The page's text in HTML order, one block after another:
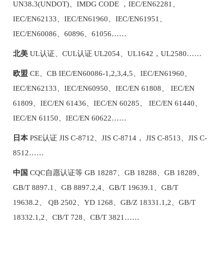
UN38.3(UNDOT)、IMDG CODE ，IEC/EN62281、
IEC/EN62133、IEC/EN61960、IEC/EN61951、
IEC/EN60086、60896、61056……
北美UL认证、CUL认证 UL2054、UL1642，UL2580……
欧盟 CE、CB IEC/EN60086-1,2,3,4,5、IEC/EN61960、
IEC/EN62133、IEC/EN60950、IEC/EN 61808、 IEC/EN
61809、IEC/EN 61436、IEC/EN 60285、 IEC/EN 61440、
IEC/EN 61150、IEC/EN 60622……
日本PSE认证 JIS C-8712、JIS C-8714， JIS C-8513、JIS C-
8512……
中国 CQC自愿认证等 GB 18287、GB 18288、GB 18289、
GB/T 8897.1、GB 8897.2,4、GB/T 19639.1、GB/T
19638.2、 QB 2502、YD 1268、GB/Z 18331.1,2、GB/T
18332.1,2、CB/T 728、CB/T 3821……